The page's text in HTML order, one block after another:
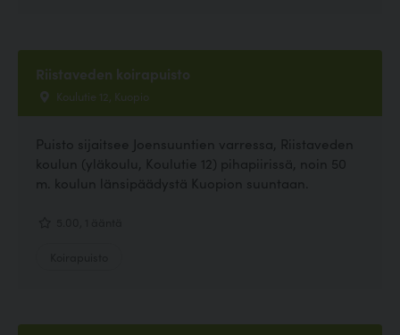
Riistaveden koirapuisto
Koulutie 12, Kuopio
Puisto sijaitsee Joensuuntien varressa, Riistaveden
koulun (yläkoulu, Koulutie 12) pihapiirissä, noin 50
m. koulun länsipäädystä Kuopion suuntaan.